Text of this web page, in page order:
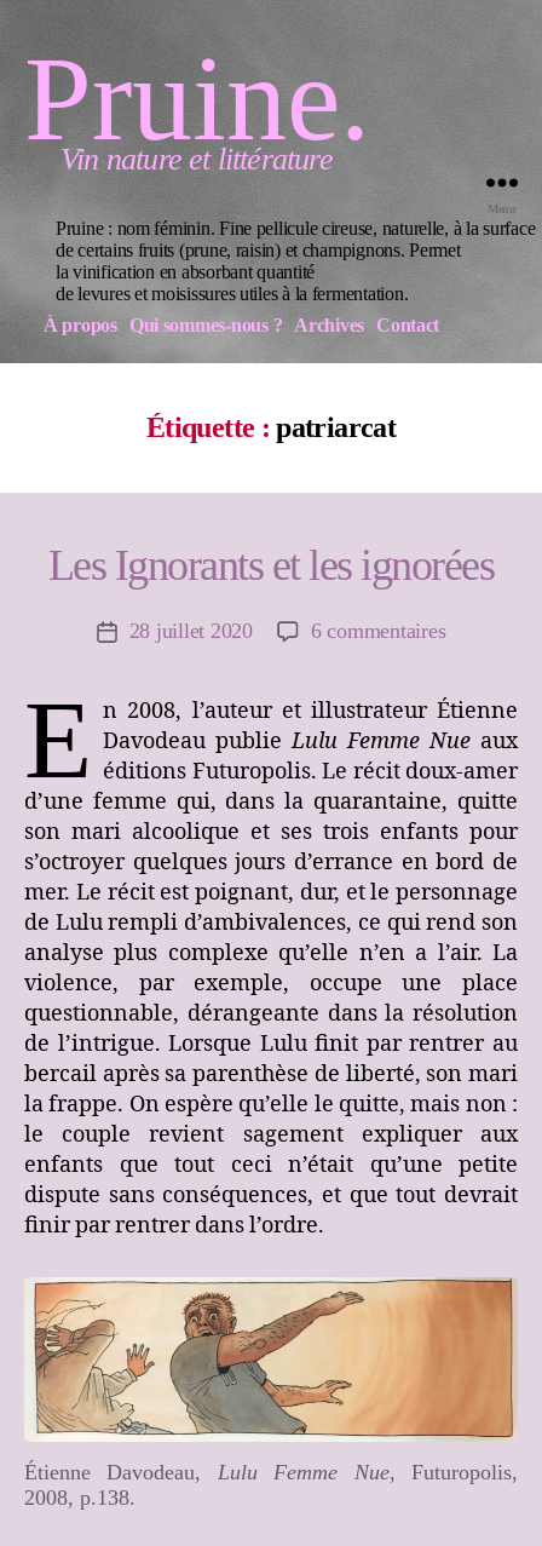
Pruine.
Vin nature et littérature
Menu
Étiquette : patriarcat
Les Ignorants et les ignorées
Date28 juillet 2020 6 commentairessur
Ignorants
et
les
ignorées
E n 2008, l’auteur et illustrateur Étienne
Davodeau publieLulu Femme Nue aux
éditions Futuropolis. Le récit doux-amer
d’une femme qui, dans la quarantaine, quitte
son mari alcoolique et ses trois enfants pour
s’octroyer quelques jours d’errance en bord de
mer. Le récit est poignant, dur, et le personnage
de Lulu rempli d’ambivalences, ce qui rend son
analyse plus complexe qu’elle n’en a l’air. La
violence, par exemple, occupe une place
questionnable, dérangeante dans la résolution
de l’intrigue. Lorsque Lulu finit par rentrer au
bercail après sa parenthèse de liberté, son mari
la frappe. On espère qu’elle le quitte, mais non :
le couple revient sagement expliquer aux
enfants que tout ceci n’était qu’une petite
dispute sans conséquences, et que tout devrait
finir par rentrer dans l’ordre.
Étienne Davodeau, Lulu Femme Nue, Futuropolis,
2008, p.138.
Pruine : nom féminin. Fine pellicule cireuse, naturelle, à la surface
de certains fruits (prune, raisin) et champignons. Permet
la vinification en absorbant quantité
de levures et moisissures utiles à la fermentation.
À propos
Qui sommes-nous ? Archives Contact